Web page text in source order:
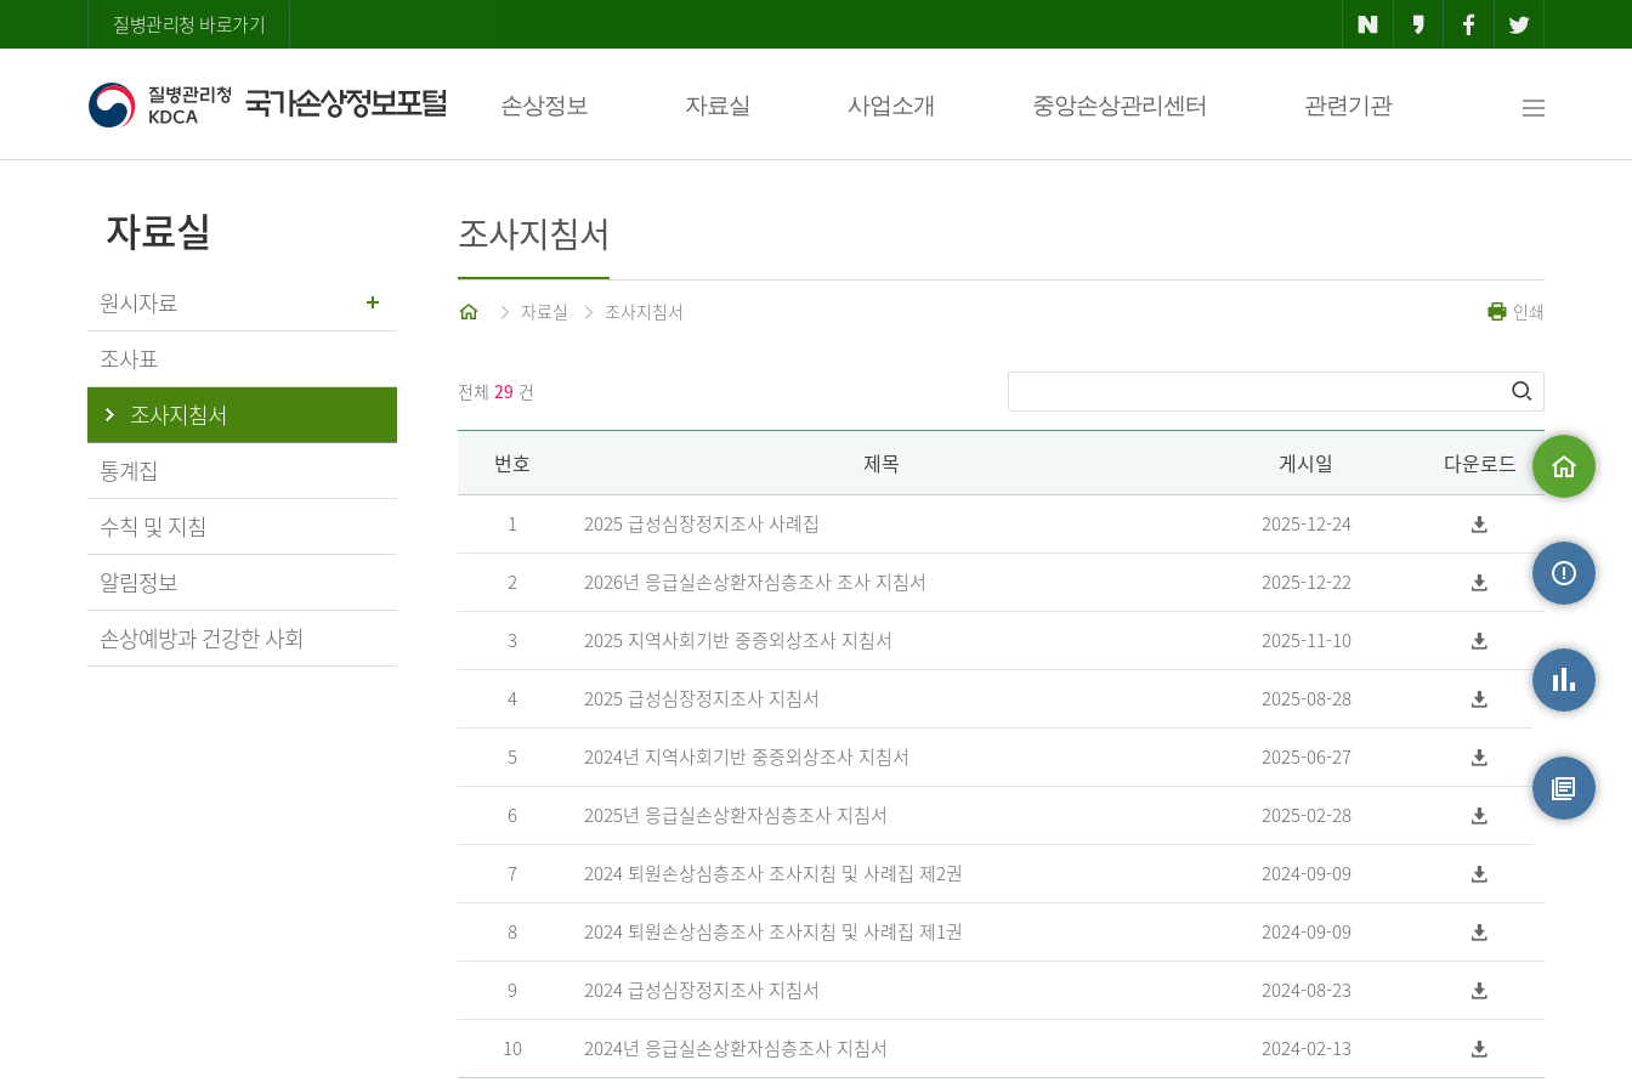
질병관리청 바로가기
손상정보 자료실 사업소개 중앙손상관리센터 관련기관
맵
자료실
원시자료
조사표
조사지침서
통계집
수칙 및 지침
알림정보
손상예방과 건강한 사회
조사지침서
홈 자료실 조사지침서 인쇄
전체 29 건
번호 제목 게시일 다운로드
1 2025 급성심장정지조사 사례집 2025-12-24
2 2026년 응급실손상환자심층조사 조사 지침서 2025-12-22
3 2025 지역사회기반 중증외상조사 지침서 2025-11-10
4 2025 급성심장정지조사 지침서 2025-08-28
5 2024년 지역사회기반 중증외상조사 지침서 2025-06-27
6 2025년 응급실손상환자심층조사 지침서 2025-02-28
7 2024 퇴원손상심층조사 조사지침 및 사례집 제2권 2024-09-09
8 2024 퇴원손상심층조사 조사지침 및 사례집 제1권 2024-09-09
9 2024 급성심장정지조사 지침서 2024-08-23
10 2024년 응급실손상환자심층조사 지침서 2024-02-13